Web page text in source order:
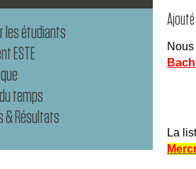
les étudiants
ESTE
temps
& Résultats
La